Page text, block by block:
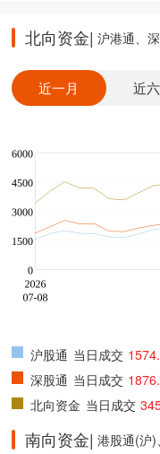
北向资金| 沪港通、
近一月 近
沪股通 当日成交
深股通 当日成交
北向资金 当日成交
南向资金| 港股通(沪